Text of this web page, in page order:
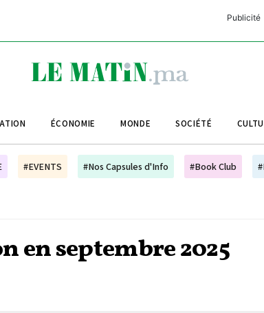
Publicité
ÉCONOMIE MONDE SOCIÉTÉ
#EVENTS #Nos Capsules d'Info #Book Club
en septembre 2025